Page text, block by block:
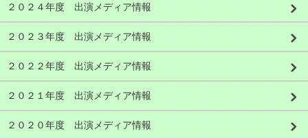
２０２４年度 出演メディア情報
２０２３年度 出演メディア情報
２０２２年度 出演メディア情報
２０２１年度 出演メディア情報
２０２０年度 出演メディア情報